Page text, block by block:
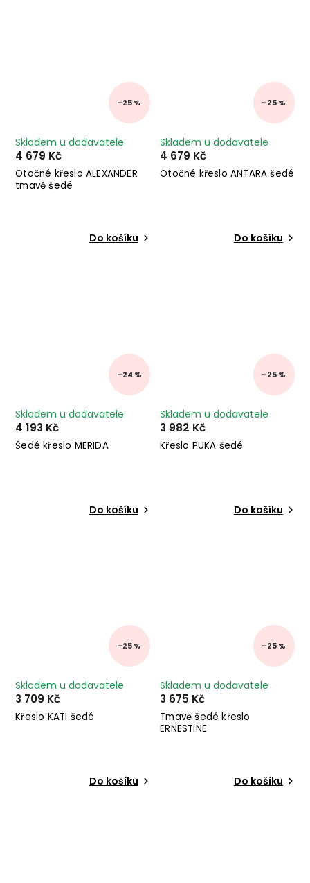
–25 %
Otočné křeslo ALEXANDER
tmavě šedé
Skladem u dodavatele
4 679 Kč
Do košíku
–25 %
Otočné křeslo ANTARA šedé
Skladem u dodavatele
4 679 Kč
Do košíku
–24 %
Šedé křeslo MERIDA
Skladem u dodavatele
4 193 Kč
Do košíku
–25 %
Křeslo PUKA šedé
Skladem u dodavatele
3 982 Kč
Do košíku
–25 %
Křeslo KATI šedé
Skladem u dodavatele
3 709 Kč
Do košíku
–25 %
Tmavě šedé křeslo
ERNESTINE
Skladem u dodavatele
3 675 Kč
Do košíku